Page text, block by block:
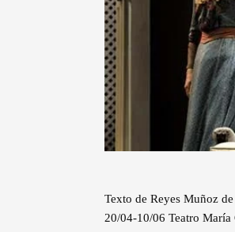
Texto de Reyes Muñoz
20/04-10/06 Teatro María